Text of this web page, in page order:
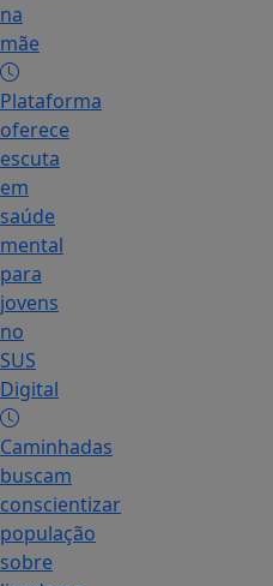
na
mãe
Plataforma
oferece
escuta
em
saúde
mental
para
jovens
no
SUS
Digital
Caminhadas
buscam
conscientizar
população
sobre